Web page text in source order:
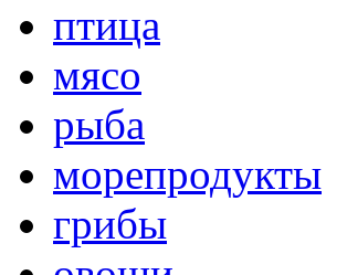
птица
мясо
рыба
морепродукты
грибы